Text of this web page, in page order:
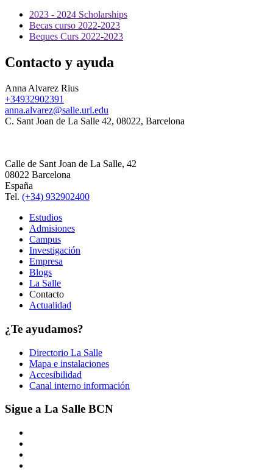
2023 - 2024 Scholarships
Becas curso 2022-2023
Beques Curs 2022-2023
Contacto y ayuda
Anna Alvarez Rius
+34932902391
anna.alvarez@salle.url.edu
C. Sant Joan de La Salle 42, 08022, Barcelona
Calle de Sant Joan de La Salle, 42
08022 Barcelona
España
Tel. (+34) 932902400
Estudios
Admisiones
Campus
Investigación
Empresa
Blogs
La Salle
Contacto
Actualidad
¿Te ayudamos?
Directorio La Salle
Mapa e instalaciones
Accesibilidad
Canal interno información
Sigue a La Salle BCN